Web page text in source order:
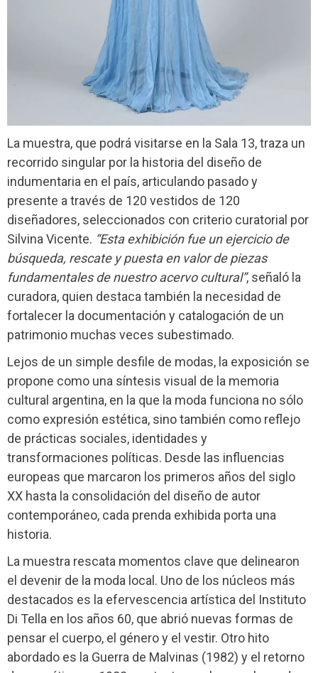
La muestra, que podrá visitarse en la Sala 13, traza un
recorrido singular por la historia del diseño de
indumentaria en el país, articulando pasado y
presente a través de 120 vestidos de 120
diseñadores, seleccionados con criterio curatorial por
Silvina Vicente. “Esta exhibición fue un ejercicio de
búsqueda, rescate y puesta en valor de piezas
fundamentales de nuestro acervo cultural”, señaló la
curadora, quien destaca también la necesidad de
fortalecer la documentación y catalogación de un
patrimonio muchas veces subestimado.
Lejos de un simple desfile de modas, la exposición se
propone como una síntesis visual de la memoria
cultural argentina, en la que la moda funciona no sólo
como expresión estética, sino también como reflejo
de prácticas sociales, identidades y
transformaciones políticas. Desde las influencias
europeas que marcaron los primeros años del siglo
XX hasta la consolidación del diseño de autor
contemporáneo, cada prenda exhibida porta una
historia.
La muestra rescata momentos clave que delinearon
el devenir de la moda local. Uno de los núcleos más
destacados es la efervescencia artística del Instituto
Di Tella en los años 60, que abrió nuevas formas de
pensar el cuerpo, el género y el vestir. Otro hito
abordado es la Guerra de Malvinas (1982) y el retorno